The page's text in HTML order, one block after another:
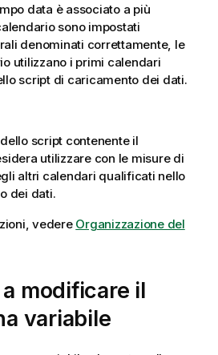
data è associato a più
sono impostati
denominati correttamente, le
utilizzano i primi calendari
script di caricamento dei dati.
script contenente il
utilizzare con le misure di
altri calendari qualificati nello
dei dati.
vedere Organizzazione del
modificare il
variabile